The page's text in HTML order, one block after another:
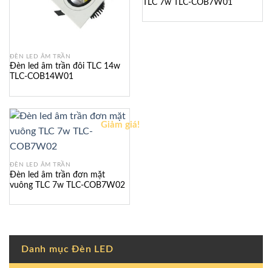
Danh mục Đèn LED
ĐÈN LED ÂM TRẦN
Đèn led âm trần đôi TLC 14w
TLC-COB14W01
TLC 7w TLC-COB7W01
Giảm giá!
ĐÈN LED ÂM TRẦN
Đèn led âm trần đơn mặt
vuông TLC 7w TLC-COB7W02